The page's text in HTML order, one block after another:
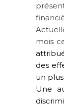
mois
des
un
Une